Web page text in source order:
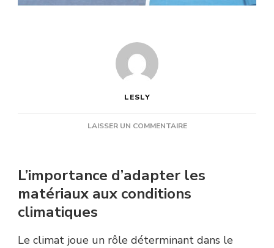
LESLY
LAISSER UN COMMENTAIRESUR
INFLUENCE-
T-
DES
L’importance d’adapter les
matériaux aux conditions
climatiques
Le climat joue un rôle déterminant dans le